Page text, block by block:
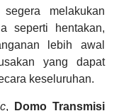
melakukan
seperti hentakan,
lebih awal
yang dapat
keseluruhan.
,
Domo Transmisi